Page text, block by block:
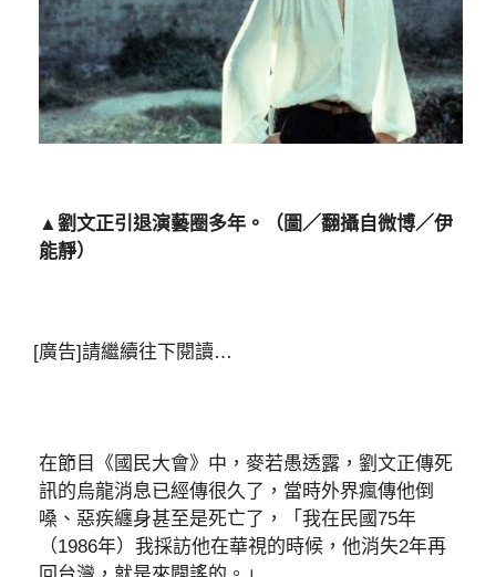
▲劉文正引退演藝圈多年。（圖／翻攝自微博／伊
能靜）
[廣告]請繼續往下閱讀…
在節目《國民大會》中，麥若愚透露，劉文正傳死
訊的烏龍消息已經傳很久了，當時外界瘋傳他倒
嗓、惡疾纏身甚至是死亡了，「我在民國75年
（1986年）我採訪他在華視的時候，他消失2年再